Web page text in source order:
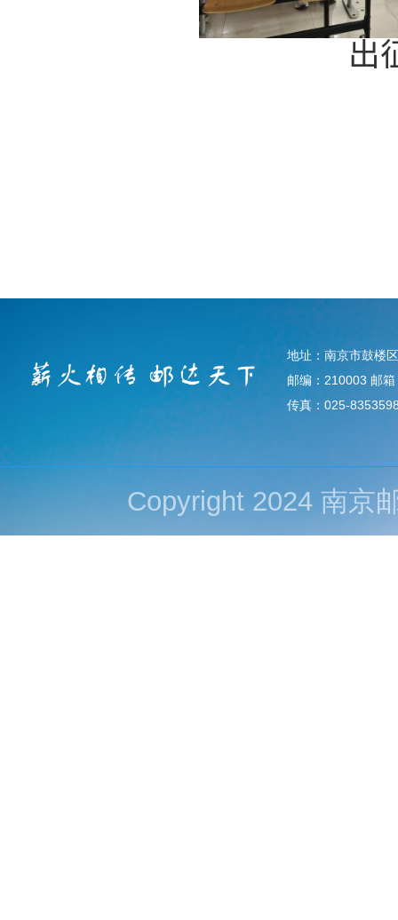
出
地址：南京市鼓楼
邮编：210003 邮
传真：025-
Copyright 2024 南京